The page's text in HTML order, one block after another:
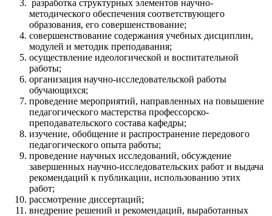
разработка структурных элементов научно-
методического обеспечения соответствующего
образования, его совершенствование;
совершенствование содержания учебных дисциплин,
модулей и методик преподавания;
осуществление идеологической и воспитательной
работы;
организация научно-исследовательской работы
обучающихся;
проведение мероприятий, направленных на повышение
педагогического мастерства профессорско-
преподавательского состава кафедры;
изучение, обобщение и распространение передового
педагогического опыта работы;
проведение научных исследований, обсуждение
завершенных научно-исследовательских работ и выдача
рекомендаций к публикации, использованию этих
работ;
рассмотрение диссертаций;
внедрение решений и рекомендаций, выработанных